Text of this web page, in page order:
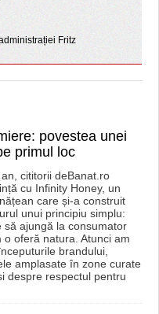
Fritz
povestea unei
primul loc
cititorii deBanat.ro
cu Infinity Honey, un
care și-a construit
unui principiu simplu:
să ajungă la consumator
o oferă natura. Atunci am
brandului,
amplasate în zone curate
despre respectul pentru